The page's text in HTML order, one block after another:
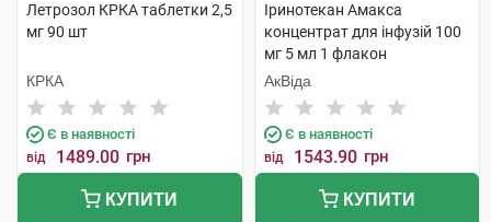
Летрозол КРКА таблетки 2,5
мг 90 шт
КРКА
Є в наявності
від 1489.00 грн
КУПИТИ
Іринотекан Амакса
концентрат для інфузій 100
мг 5 мл 1 флакон
АкВіда
Є в наявності
від 1543.90 грн
КУПИТИ